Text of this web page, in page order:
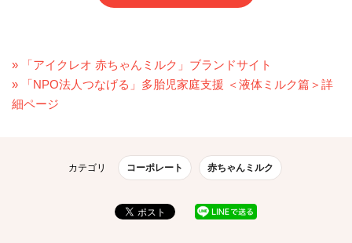
» 「アイクレオ 赤ちゃんミルク」ブランドサイト
» 「NPO法人つなげる」多胎児家庭支援 ＜液体ミルク篇＞詳
細ページ
カテゴリ コーポレート 赤ちゃんミルク